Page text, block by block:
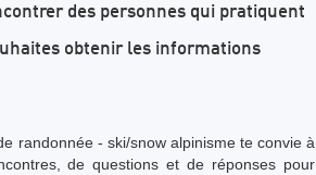
des personnes qui pratiquent
obtenir les informations
randonnée - ski/snow alpinisme te convie à
de questions et de réponses pour